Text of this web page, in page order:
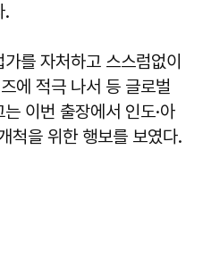
.
를 자처하고 스스럼없이
에 적극 나서 등 글로벌
이번 출장에서 인도·아
척을 위한 행보를 보였다.